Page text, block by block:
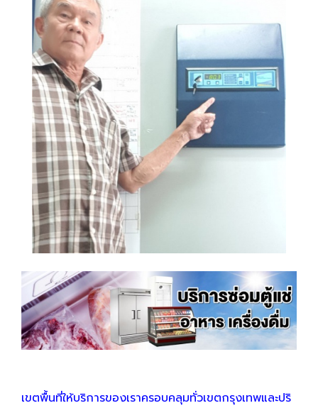
เขตพื้นที่ให้บริการของเราครอบคลุมทั่วเขตกรุงเทพและปริ